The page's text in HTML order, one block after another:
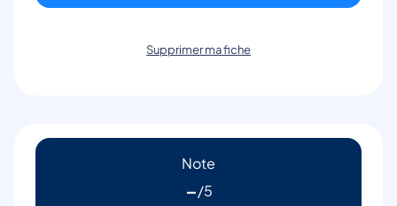
Supprimer ma fiche
Note
-